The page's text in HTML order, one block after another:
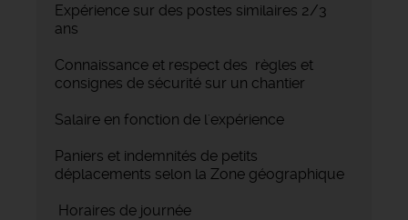
Expérience sur des postes similaires 2/3
ans
Connaissance et respect des règles et
consignes de sécurité sur un chantier
Salaire en fonction de l'expérience
Paniers et indemnités de petits
déplacements selon la Zone géographique
Horaires de journée